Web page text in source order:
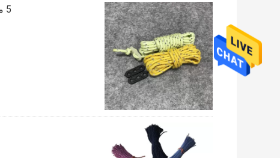
5 مللي متر * 15 متر عاكس الحبال الفلورية الرجل التخييم باراكورد